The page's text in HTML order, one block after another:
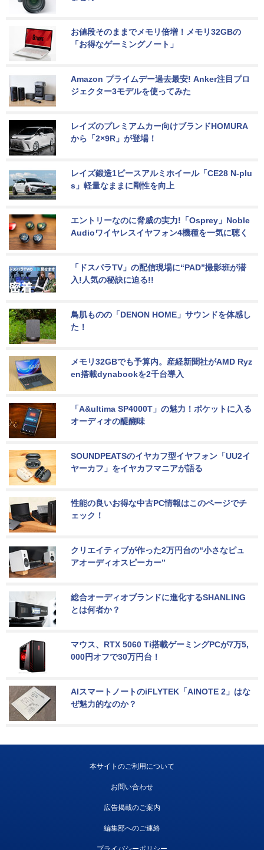
お値段そのままでメモリ倍増！メモリ32GBの
「お得なゲーミングノート」
Amazon プライムデー過去最安! Anker注目プロ
ジェクター3モデルを使ってみた
レイズのプレミアムカー向けブランドHOMURA
から「2×9R」が登場！
レイズ鍛造1ピースアルミホイール「CE28 N-plu
s」軽量なままに剛性を向上
エントリーなのに脅威の実力!「Osprey」Noble
Audioワイヤレスイヤフォン4機種を一気に聴く
「ドスパラTV」の配信現場に“PAD”撮影班が潜
入!人気の秘訣に迫る!!
鳥肌ものの「DENON HOME」サウンドを体感し
た！
メモリ32GBでも予算内。産経新聞社がAMD Ryz
en搭載dynabookを2千台導入
「A&ultima SP4000T」の魅力！ポケットに入る
オーディオの醍醐味
SOUNDPEATSのイヤカフ型イヤフォン「UU2イ
ヤーカフ」をイヤカフマニアが語る
性能の良いお得な中古PC情報はこのページでチ
ェック！
クリエイティブが作った2万円台の“小さなピュ
アオーディオスピーカー”
総合オーディオブランドに進化するSHANLING
とは何者か？
マウス、RTX 5060 Ti搭載ゲーミングPCが7万5,
000円オフで30万円台！
AIスマートノートのiFLYTEK「AINOTE 2」はな
ぜ魅力的なのか？
本サイトのご利用について
お問い合わせ
広告掲載のご案内
編集部へのご連絡